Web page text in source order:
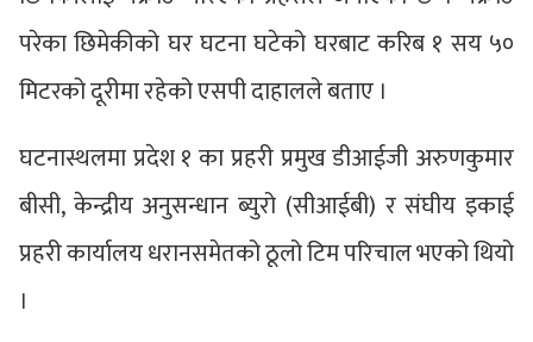
परेका छिमेकीको घर घटना घटेको घरबाट करिब १ सय ५०
मिटरको दूरीमा रहेको एसपी दाहालले बताए ।
घटनास्थलमा प्रदेश १ का प्रहरी प्रमुख डीआईजी अरुणकुमार
बीसी, केन्द्रीय अनुसन्धान ब्युरो (सीआईबी) र संघीय इकाई
प्रहरी कार्यालय धरानसमेतको ठूलो टिम परिचाल भएको थियो
।